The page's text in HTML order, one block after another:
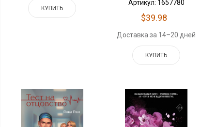
КУПИТЬ
Артикул: 1657780
$39.98
Доставка за 14–20 дней
КУПИТЬ